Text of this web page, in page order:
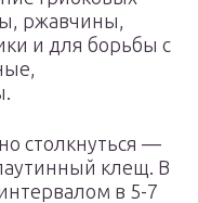
ржавчины,
и для борьбы с
столкнуться —
клещ. В
в 5-7